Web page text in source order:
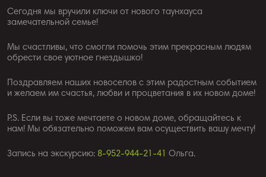
Сегодня мы вручили ключи от нового таунхауса
замечательной семье!
Мы счастливы, что смогли помочь этим прекрасным людям
обрести свое уютное гнездышко!
Поздравляем наших новоселов с этим радостным событием
и желаем им счастья, любви и процветания в их новом доме!
P.S. Если вы тоже мечтаете о новом доме, обращайтесь к
нам! Мы обязательно поможем вам осуществить вашу мечту!
Запись на экскурсию: 8-952-944-21-41 Ольга.